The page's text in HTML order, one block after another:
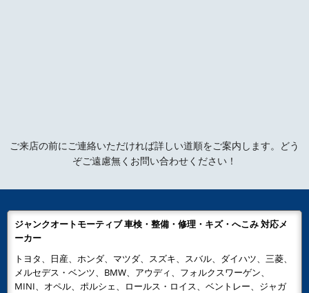
ご来店の前にご連絡いただければ詳しい道順をご案内します。どう
ぞご遠慮無くお問い合わせください！
ジャンクオートモーティブ 車検・整備・修理・キズ・へこみ 対応メ
ーカー
トヨタ、日産、ホンダ、マツダ、スズキ、スバル、ダイハツ、三菱、
メルセデス・ベンツ、BMW、アウディ、フォルクスワーゲン、
MINI、オペル、ポルシェ、ロールス・ロイス、ベントレー、ジャガ